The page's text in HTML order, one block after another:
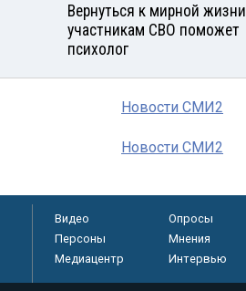
Вернуться к мирной жизни
участникам СВО поможет
психолог
Новости СМИ2
Новости СМИ2
Видео Опросы
Персоны
Мнения
Медиацентр
Интервью